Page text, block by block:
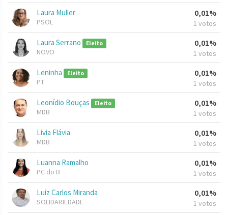
Laura Muller
PSOL
0,01%
1 votos
Laura Serrano Eleito
NOVO
0,01%
1 votos
Leninha Eleito
PT
0,01%
1 votos
Leonídio Bouças Eleito
MDB
0,01%
1 votos
Livia Flávia
MDB
0,01%
1 votos
Luanna Ramalho
PC do B
0,01%
1 votos
Luiz Carlos Miranda
SOLIDARIEDADE
0,01%
1 votos